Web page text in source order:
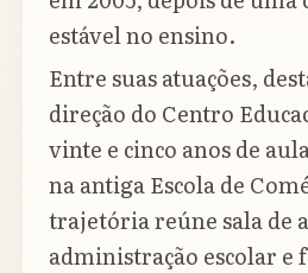
estável no ensino.
Entre suas atuações,
direção do Centro
vinte e cinco anos de
na antiga Escola de
trajetória reúne sala de
administração escolar e